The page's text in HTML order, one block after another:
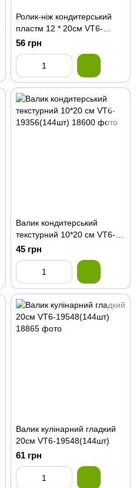
Ролик-ніж кондитерський
пластм 12 * 20см VT6-
19115 (144шт)
56 грн
Валик кондитерський
текстурний 10*20 см VT6-
19356(144шт)
45 грн
Валик кулінарний гладкий
20см VT6-19548(144шт)
61 грн